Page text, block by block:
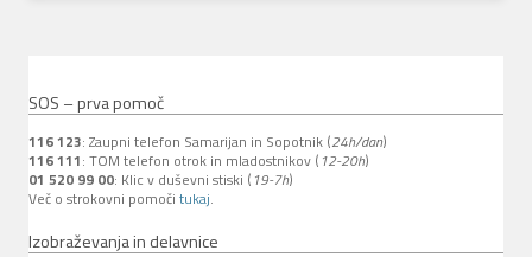
SOS – prva pomoč
116 123: Zaupni telefon Samarijan in Sopotnik (24h/dan)
116 111: TOM telefon otrok in mladostnikov ( 12-20h)
01 520 99 00: Klic v duševni stiski ( 19-7h)
Več o strokovni pomoči tukaj.
Izobraževanja in delavnice